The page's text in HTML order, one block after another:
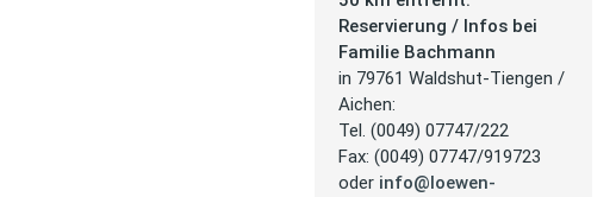
Reservierung / Infos bei
Familie Bachmann
in 79761 Waldshut-Tiengen /
Aichen:
Tel. (0049) 07747/222
Fax: (0049) 07747/919723
oder info@loewen-